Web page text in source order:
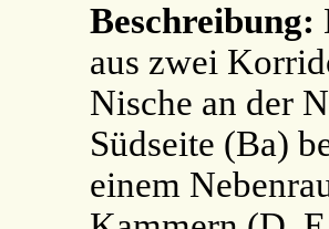
Beschreibung:
aus zwei
Nische an der
Südseite (Ba)
einem